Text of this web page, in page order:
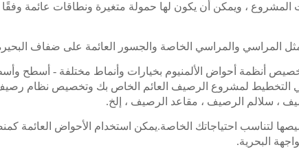
، ويمكن أن يكون لها حمولة متغيرة ونطاقات عائمة وفقًا
المراسي والمراسي الخاصة والجسور العائمة على ضفاف
أنظمة أحواض الألمنيوم بخيارات وأنماط مختلفة - أسطح وأسطح
في التخطيط لمشروع الرصيف العائم الخاص بك وتخصيص نظام
، سلالم الرصيف ، مقاعد الرصيف ، إلخ.
لتناسب احتياجاتك الخاصة.يمكن استخدام الأحواض العائمة
البحرية.